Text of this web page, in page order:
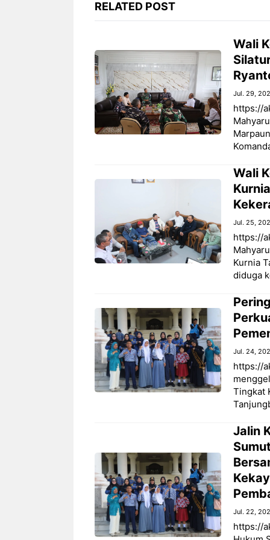
RELATED POST
Wali
Jul. 29,
https://
Wali
Jul. 25,
https://
Kurnia
diduga
Jul. 24,
https://
Tingkat
Jalin
Jul. 22,
https://